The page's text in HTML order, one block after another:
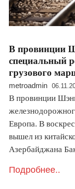
В провинции
специальный
грузового
metroadmin
В провинции
Европа. В
вышел из
Азербайджана
Подробнее..